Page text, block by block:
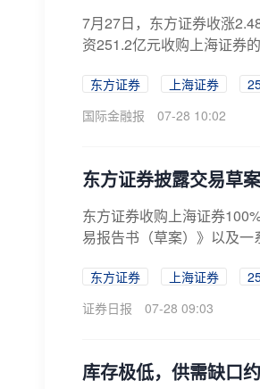
7月27日，东方证券收涨
资251.2亿元收购上海证券
东方证券 上海证券
国际金融报
07-28 10:02
东方证券披露交易草
东方证券收购上海证券
易报告书（草案）》以及
东方证券 上海证券
证券日报
07-28 09:03
库存极低，供需缺口